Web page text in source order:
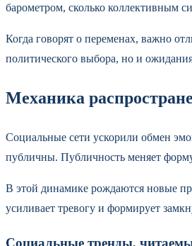
барометром, сколько коллективным
Когда говорят о переменах, важно
политического выбора, но и
Механика
Социальные сети ускорили обмен
публичны. Публичность меняет
В этой динамике рождаются новые
усиливает тревогу и формирует